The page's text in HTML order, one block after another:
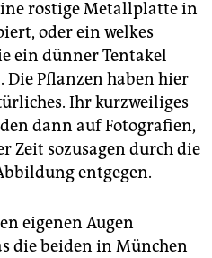
rostige Metallplatte in
oder ein welkes
ein dünner Tentakel
Die Pflanzen haben hier
Ihr kurzweiliges
dann auf Fotografien,
Zeit sozusagen durch die
entgegen.
eigenen Augen
die beiden in München